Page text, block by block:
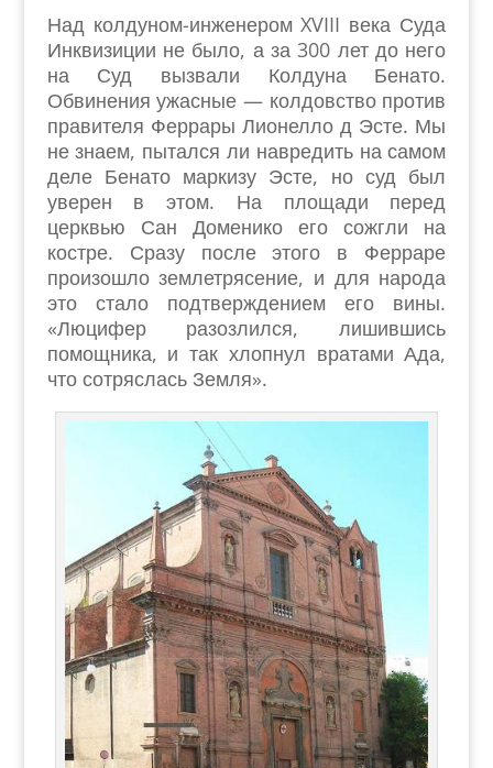
Над колдуном-инженером XVIII века Суда
Инквизиции не было, а за 300 лет до него
на Суд вызвали Колдуна Бенато.
Обвинения ужасные — колдовство против
правителя Феррары Лионелло д Эсте. Мы
не знаем, пытался ли навредить на самом
деле Бенато маркизу Эсте, но суд был
уверен в этом. На площади перед
церквью Сан Доменико его сожгли на
костре. Сразу после этого в Ферраре
произошло землетрясение, и для народа
это стало подтверждением его вины.
«Люцифер разозлился, лишившись
помощника, и так хлопнул вратами Ада,
что сотряслась Земля».